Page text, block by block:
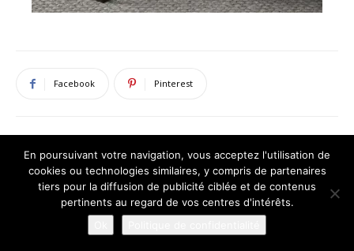
Facebook Pinterest
ARTICLES CONNEXES PLUS DE L'AUTEUR
Des plantes suspendues pour un look
tropical et intérieur tout en fraîcheur
En poursuivant votre navigation, vous acceptez l'utilisation de
cookies ou technologies similaires, y compris de partenaires
tiers pour la diffusion de publicité ciblée et de contenus
pertinents au regard de vos centres d'intérêts.